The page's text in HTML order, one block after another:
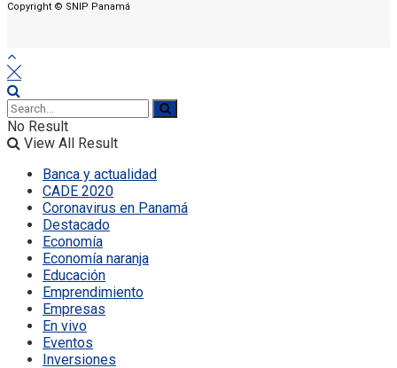
Copyright © SNIP Panamá
No Result
View All Result
Banca y actualidad
CADE 2020
Coronavirus en Panamá
Destacado
Economía
Economía naranja
Educación
Emprendimiento
Empresas
En vivo
Eventos
Inversiones